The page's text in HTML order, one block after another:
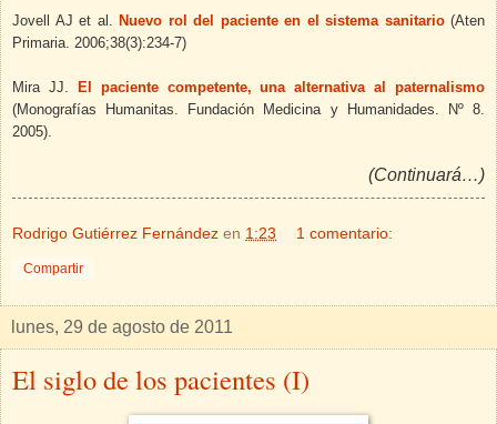
Jovell AJ et al. Nuevo rol del paciente en el sistema sanitario(Aten
Primaria. 2006;38(3):234-7)
Mira JJ.
El paciente competente, una alternativa al paternalismo
(Monografías Humanitas. Fundación Medicina y Humanidades. Nº 8.
2005).
(Continuará…)
Rodrigo Gutiérrez Fernández en 1:23 1 comentario:
Compartir
lunes, 29 de agosto de 2011
El siglo de los pacientes (I)